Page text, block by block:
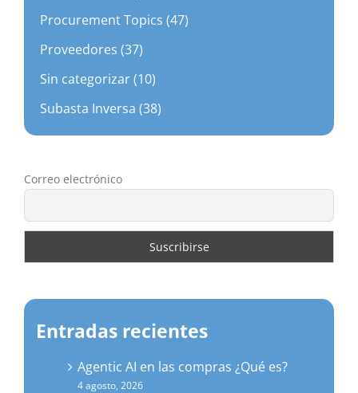
Procurement Topics (47)
Proveedores (37)
Sin categorizar (10)
Subasta Inversa (38)
Correo electrónico
Entradas recientes
Agentic AI en las compras ¿Qué es?
4 agosto, 2026